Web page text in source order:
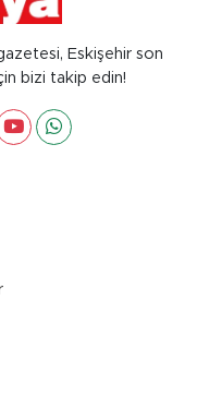
Eskişehir son
bizi takip edin!